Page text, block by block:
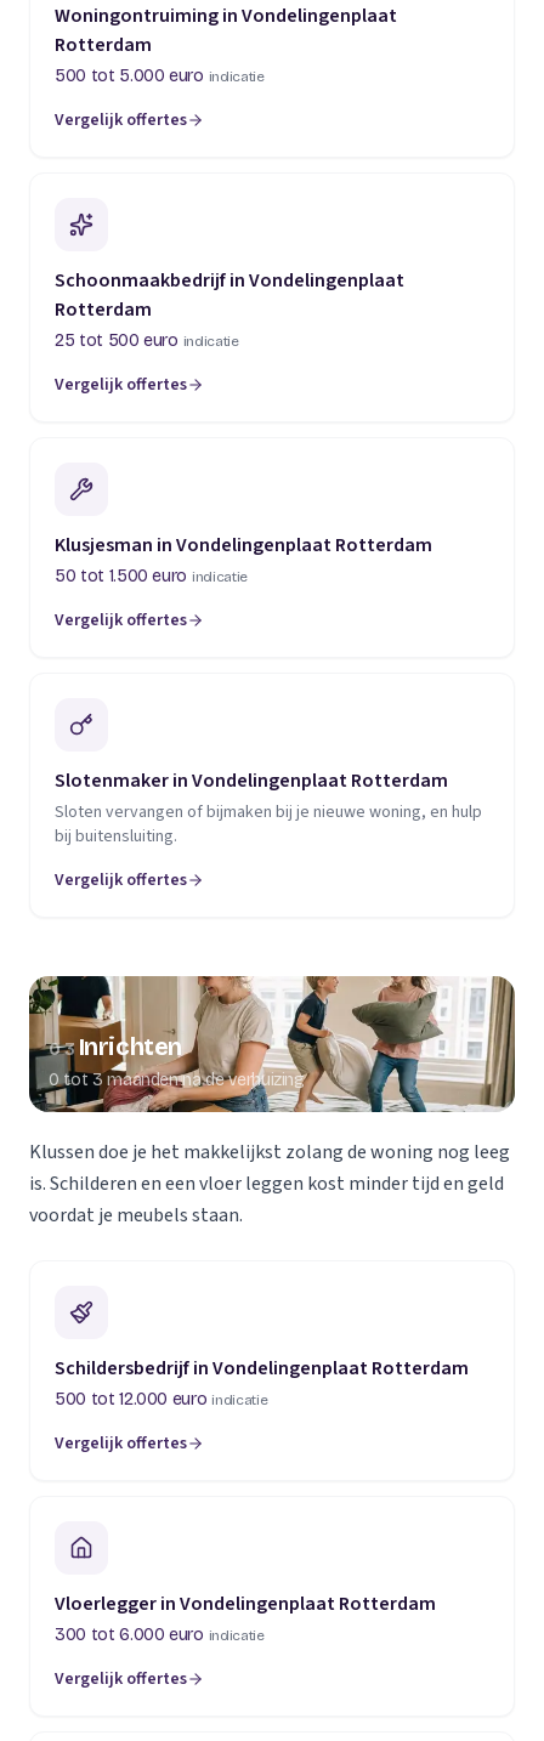
Woningontruiming in Vondelingenplaat
Rotterdam
500 tot 5.000 euro indicatie
Vergelijk offertes
Schoonmaakbedrijf in Vondelingenplaat
Rotterdam
25 tot 500 euro indicatie
Vergelijk offertes
Klusjesman in Vondelingenplaat Rotterdam
50 tot 1.500 euro indicatie
Vergelijk offertes
Slotenmaker in Vondelingenplaat Rotterdam
Sloten vervangen of bijmaken bij je nieuwe woning, en hulp
bij buitensluiting.
Vergelijk offertes
03 Inrichten
0 tot 3 maanden na de verhuizing
Klussen doe je het makkelijkst zolang de woning nog leeg
is. Schilderen en een vloer leggen kost minder tijd en geld
voordat je meubels staan.
Schildersbedrijf in Vondelingenplaat Rotterdam
500 tot 12.000 euro indicatie
Vergelijk offertes
Vloerlegger in Vondelingenplaat Rotterdam
300 tot 6.000 euro indicatie
Vergelijk offertes